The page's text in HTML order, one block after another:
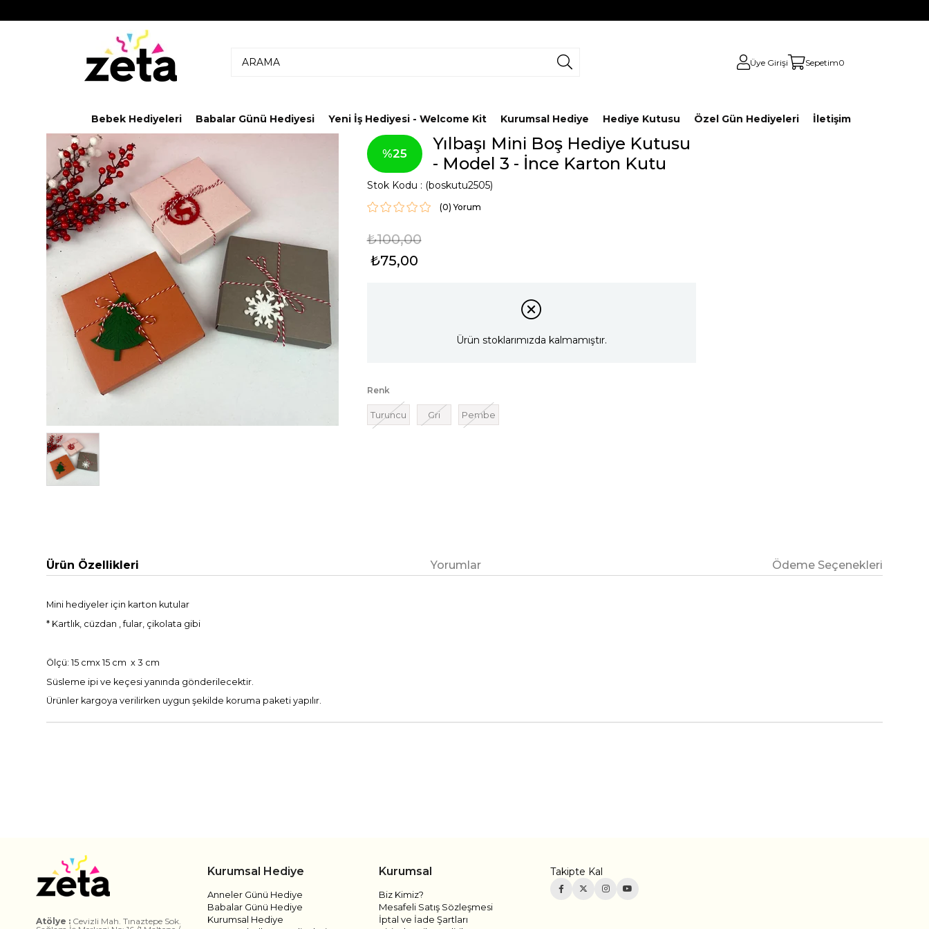
Üye Girişi Sepetim0
Bebek Hediyeleri Babalar Günü Hediyesi Yeni İş Hediyesi - Welcome Kit Kurumsal Hediye Hediye Kutusu Özel Gün Hediyeleri İletişim
25
Yılbaşı Mini Boş Hediye Kutusu
- Model 3 - İnce Karton Kutu
Stok Kodu (boskutu2505)
(0)
₺100,00
₺75,00
Ürün stoklarımızda kalmamıştır.
Renk
Turuncu Gri Pembe
Ürün Özellikleri Yorumlar Ödeme Seçenekleri
Mini hediyeler için karton kutular
* Kartlık, cüzdan , fular, çikolata gibi
Ölçü: 15 cmx 15 cm x 3 cm
Süsleme ipi ve keçesi yanında gönderilecektir.
Ürünler kargoya verilirken uygun şekilde koruma paketi yapılır.
Atölye : Cevizli Mah. Tınaztepe Sok.
Kurumsal Hediye
Anneler Günü Hediye
Babalar Günü Hediye
Kurumsal Hediye
Kurumsal
Biz Kimiz?
Mesafeli Satış Sözleşmesi
İptal ve İade Şartları
Takipte Kal